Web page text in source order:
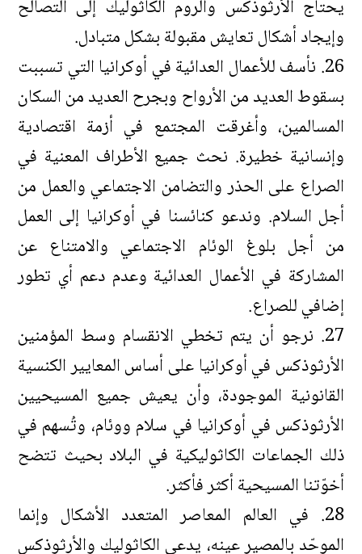
يحتاج الأرثوذكس والروم الكاثوليك إلى التصالح
وإيجاد أشكال تعايش مقبولة بشكل متبادل.
26. نأسف للأعمال العدائية في أوكرانيا التي تسببت
بسقوط العديد من الأرواح وبجرح العديد من السكان
المسالمين، وأغرقت المجتمع في أزمة اقتصادية
وإنسانية خطيرة. نحث جميع الأطراف المعنية في
الصراع على الحذر والتضامن الاجتماعي والعمل من
أجل السلام. وندعو كنائسنا في أوكرانيا إلى العمل
من أجل بلوغ الوئام الاجتماعي والامتناع عن
المشاركة في الأعمال العدائية وعدم دعم أي تطور
إضافي للصراع.
27. نرجو أن يتم تخطي الانقسام وسط المؤمنين
الأرثوذكس في أوكرانيا على أساس المعايير الكنسية
القانونية الموجودة، وأن يعيش جميع المسيحيين
الأرثوذكس في أوكرانيا في سلام ووئام، وتُسهم في
ذلك الجماعات الكاثوليكية في البلاد بحيث تتضح
أخوّتنا المسيحية أكثر فأكثر.
28. في العالم المعاصر المتعدد الأشكال وإنما
الموحّد بالمصير عينه، يدعى الكاثوليك والأرثوذكس